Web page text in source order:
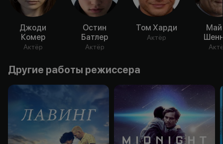
Джоди
Комер
Актёр
Остин
Батлер
Актёр
Том Харди
Актёр
Другие работы режиссера